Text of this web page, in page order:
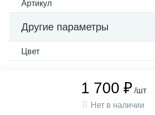
Артикул
Другие параметры
Цвет
1 700 ₽ /шт
Нет в наличии